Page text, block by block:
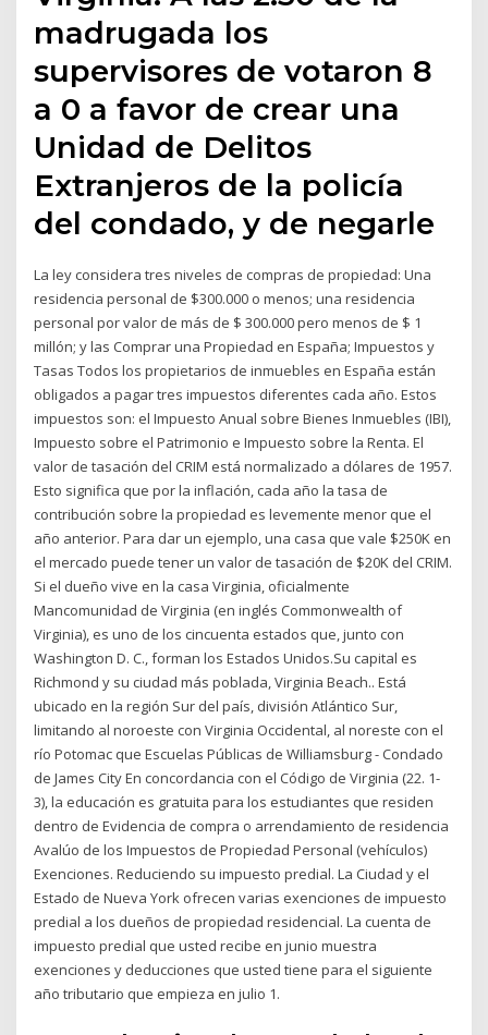
madrugada los
supervisores de votaron 8
a 0 a favor de crear una
Unidad de Delitos
Extranjeros de la policía
del condado, y de negarle
La ley considera tres niveles de compras de propiedad: Una
residencia personal de $300.000 o menos; una residencia
personal por valor de más de $ 300.000 pero menos de $ 1
millón; y las Comprar una Propiedad en España; Impuestos y
Tasas Todos los propietarios de inmuebles en España están
obligados a pagar tres impuestos diferentes cada año. Estos
impuestos son: el Impuesto Anual sobre Bienes Inmuebles (IBI),
Impuesto sobre el Patrimonio e Impuesto sobre la Renta. El
valor de tasación del CRIM está normalizado a dólares de 1957.
Esto significa que por la inflación, cada año la tasa de
contribución sobre la propiedad es levemente menor que el
año anterior. Para dar un ejemplo, una casa que vale $250K en
el mercado puede tener un valor de tasación de $20K del CRIM.
Si el dueño vive en la casa Virginia, oficialmente
Mancomunidad de Virginia (en inglés Commonwealth of
Virginia), es uno de los cincuenta estados que, junto con
Washington D. C., forman los Estados Unidos.Su capital es
Richmond y su ciudad más poblada, Virginia Beach.. Está
ubicado en la región Sur del país, división Atlántico Sur,
limitando al noroeste con Virginia Occidental, al noreste con el
río Potomac que Escuelas Públicas de Williamsburg - Condado
de James City En concordancia con el Código de Virginia (22. 1-
3), la educación es gratuita para los estudiantes que residen
dentro de Evidencia de compra o arrendamiento de residencia
Avalúo de los Impuestos de Propiedad Personal (vehículos)
Exenciones. Reduciendo su impuesto predial. La Ciudad y el
Estado de Nueva York ofrecen varias exenciones de impuesto
predial a los dueños de propiedad residencial. La cuenta de
impuesto predial que usted recibe en junio muestra
exenciones y deducciones que usted tiene para el siguiente
año tributario que empieza en julio 1.